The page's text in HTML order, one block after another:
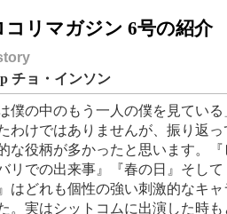
コリマガジン 6号の紹介
チョ・インソン
僕の中のもう一人の僕を見ている
わけではありませんが、振り返っ
な役柄が多かったと思います。『
リでの出来事』『春の日』そし
はどれも個性の強い刺激的なキャ
。実はシットコムに出演した時も